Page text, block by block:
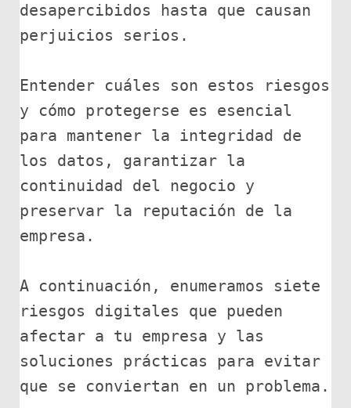
desapercibidos hasta que causan
perjuicios serios.
Entender cuáles son estos riesgos
y cómo protegerse es esencial
para mantener la integridad de
los datos, garantizar la
continuidad del negocio y
preservar la reputación de la
empresa.
A continuación, enumeramos siete
riesgos digitales que pueden
afectar a tu empresa y las
soluciones prácticas para evitar